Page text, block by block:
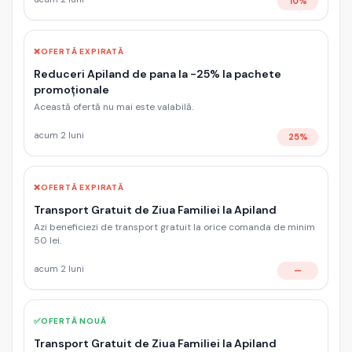
❌OFERTĂ EXPIRATĂ
Reduceri Apiland de pana la -25% la pachete
promoționale
Această ofertă nu mai este valabilă.
acum 2 luni 25%
❌OFERTĂ EXPIRATĂ
Transport Gratuit de Ziua Familiei la Apiland
Azi beneficiezi de transport gratuit la orice comanda de minim
50 lei.
acum 2 luni —
✅OFERTĂ NOUĂ
Transport Gratuit de Ziua Familiei la Apiland